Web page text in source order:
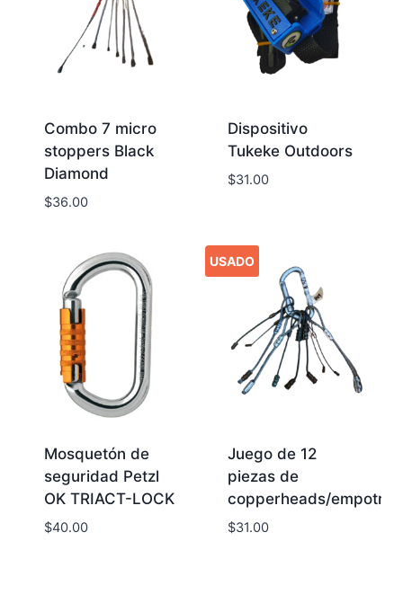
Combo 7 micro
stoppers Black
Diamond
$36.00
Dispositivo
Tukeke Outdoors
$31.00
Mosquetón de
seguridad Petzl
OK TRIACT-LOCK
$40.00
USADO
Juego de 12
piezas de
copperheads/
$31.00